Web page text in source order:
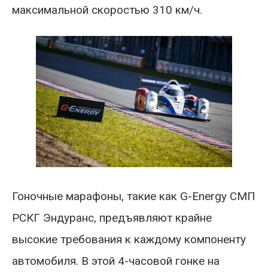
максимальной скоростью 310 км/ч.
Гоночные марафоны, такие как G-Energy СМП
РСКГ Эндуранс, предъявляют крайне
высокие требования к каждому компоненту
автомобиля. В этой 4-часовой гонке на